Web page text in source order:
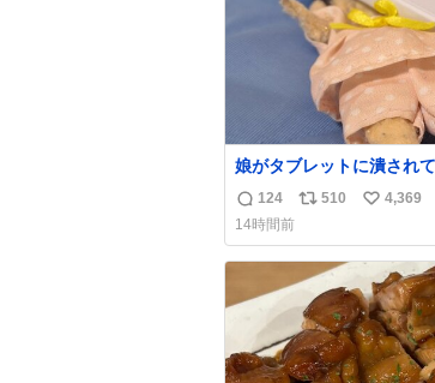
娘がタブレットに潰され
った。 旦那だけは娘の波
声出せずともSOSが伝わ
旦那が救出して、泣きじ
って抱きしめようとした
まった。3回ほど。 小さ
痛い。 その後、娘は旦那
返
信
数
124
リ
ス
ト
数
510
い
ね
数
4,369
14時間前